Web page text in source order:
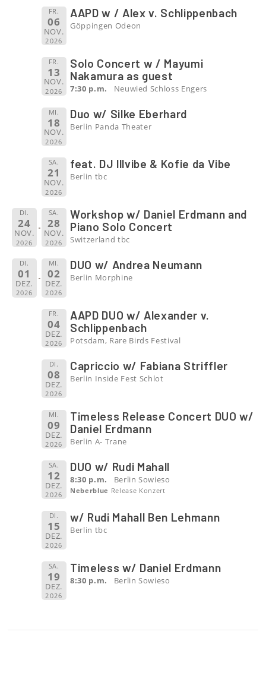
FR.
06
NOV.
2026
AAPD w / Alex v. Schlippenbach
Göppingen Odeon
FR.
13
NOV.
2026
Solo Concert w / Mayumi
Nakamura as guest
7:30 p.m. Neuwied Schloss Engers
MI.
18
NOV.
2026
Duo w/ Silke Eberhard
Berlin Panda Theater
SA.
21
NOV.
2026
feat. DJ lllvibe & Kofie da Vibe
Berlin tbc
DI.
24
NOV.
2026
SA.
28
NOV.
2026
Workshop w/ Daniel Erdmann and
Piano Solo Concert
Switzerland tbc
DI.
01
DEZ.
2026
MI.
02
DEZ.
2026
DUO w/ Andrea Neumann
Berlin Morphine
FR.
04
DEZ.
2026
AAPD DUO w/ Alexander v.
Schlippenbach
Potsdam, Rare Birds Festival
DI.
08
DEZ.
2026
Capriccio w/ Fabiana Striffler
Berlin Inside Fest Schlot
MI.
09
DEZ.
2026
Timeless Release Concert DUO w/
Daniel Erdmann
Berlin A- Trane
SA.
12
DEZ.
2026
DUO w/ Rudi Mahall
8:30 p.m. Berlin Sowieso
Neberblue Release Konzert
DI.
15
DEZ.
2026
w/ Rudi Mahall Ben Lehmann
Berlin tbc
SA.
19
DEZ.
2026
Timeless w/ Daniel Erdmann
8:30 p.m. Berlin Sowieso